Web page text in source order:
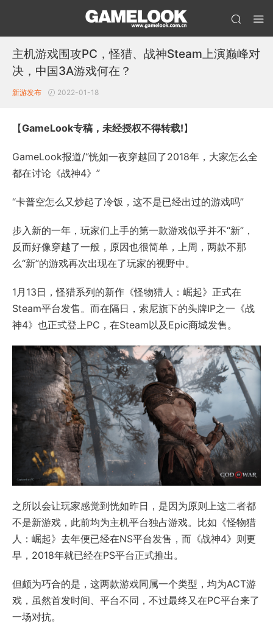
主机游戏围攻PC，怪猎、战神Steam上演巅峰对
决，中国3A游戏何在？
新游发布 2022-01-18
【GameLook专稿，未经授权不得转载!】
GameLook报道/“恍如一夜穿越回了2018年，大家怎么全
都在讨论《战神4》”
“卡普空怎么又炒起了冷饭，这不是已经出过的游戏吗”
步入新的一年，玩家们上手的第一款游戏似乎并不“新”，
反而好像穿越了一般，原因也很简单，上周，两款不那
么“新”的游戏再次出现在了玩家的视野中。
1月13日，怪猎系列的新作《怪物猎人：崛起》正式在
Steam平台发售。而在隔日，索尼旗下的头牌IP之一《战
神4》也正式登上PC，在Steam以及Epic商城发售。
之所以会让玩家感觉到恍如昨日，是因为原则上这二者都
不是新游戏，此前均为主机平台独占游戏。比如《怪物猎
人：崛起》去年便已经在NS平台发售，而《战神4》则更
早，2018年就已经在PS平台正式推出。
但颇为巧合的是，这两款游戏同属一个类型，均为ACT游
戏，虽然首发时间、平台不同，不过最终又在PC平台来了
一场对抗。